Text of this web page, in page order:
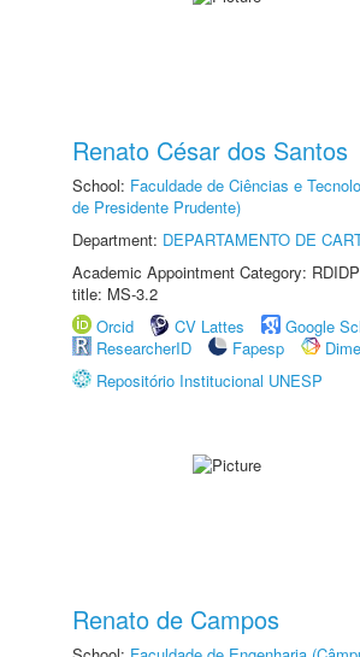
Renato César dos Santos
School: Faculdade de Ciências e
de Presidente Prudente)
Department: DEPARTAMENTO DE
Academic Appointment Category:
title: MS-3.2
Orcid
CV Lattes
Google
ResearcherID
Fapesp
Repositório Institucional UNESP
Renato de Campos